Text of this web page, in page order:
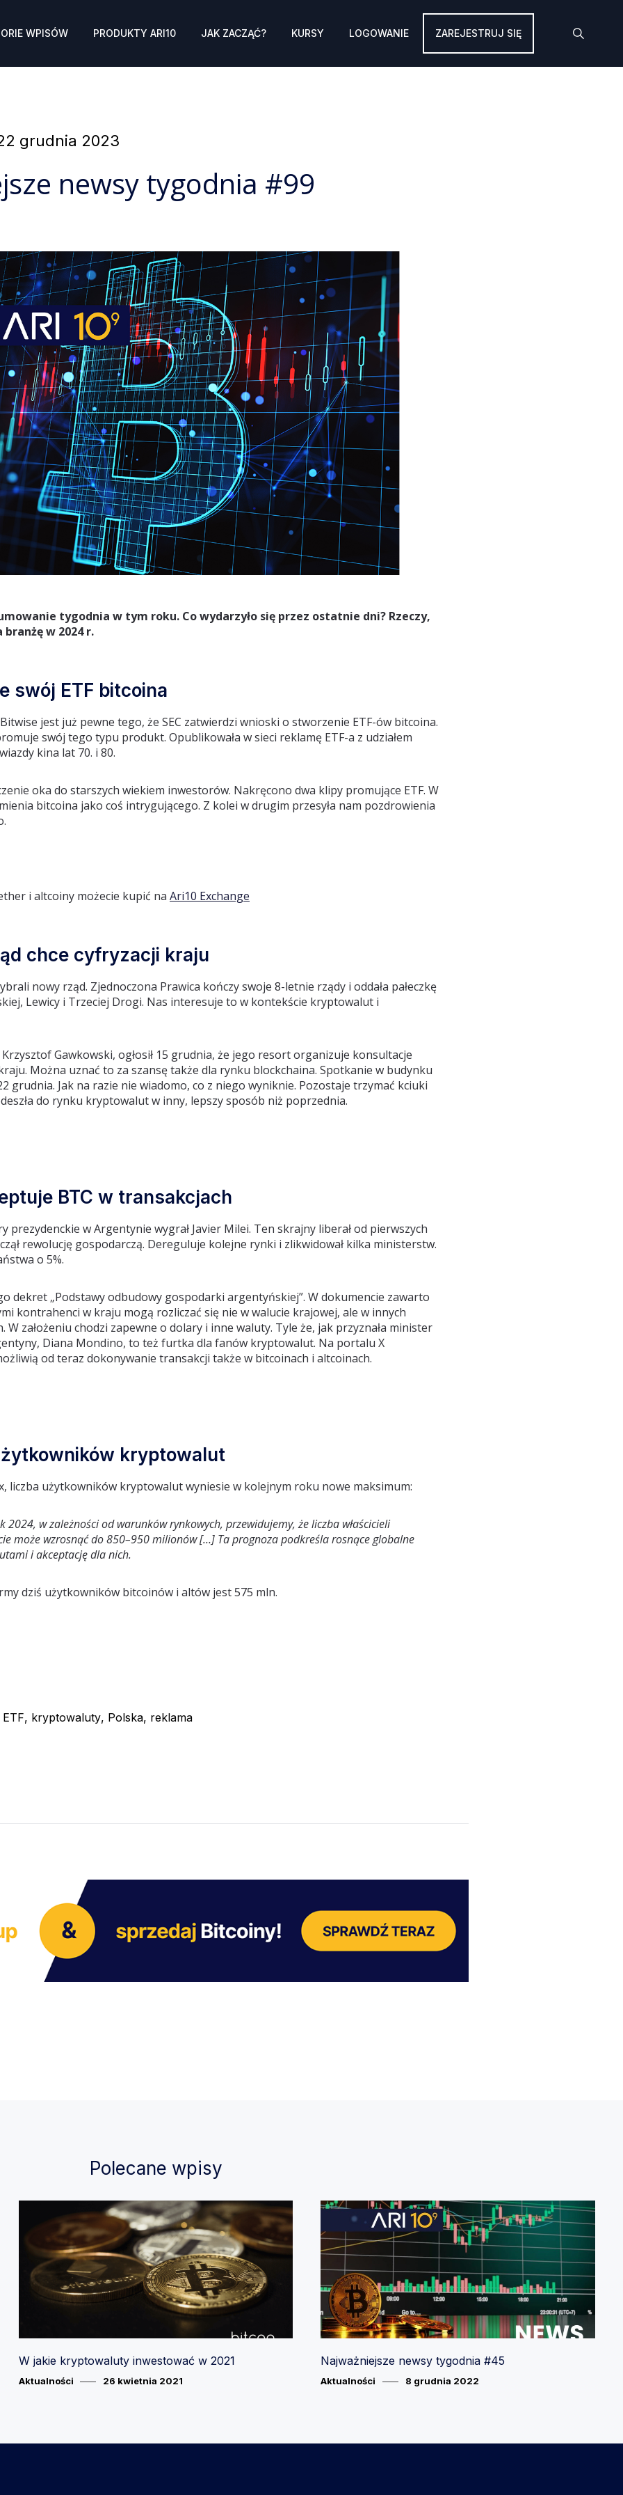
WPISÓW PRODUKTY ARI10 JAK ZACZĄĆ? KURSY LOGOWANIE ZAREJESTRUJ SIĘ
grudnia 2023
newsy tygodnia #99
tygodnia w tym roku. Co wydarzyło się przez ostatnie dni? Rzeczy,
w 2024 r.
swój ETF bitcoina
jest już pewne tego, że SEC zatwierdzi wnioski o stworzenie ETF-ów bitcoina.
swój tego typu produkt. Opublikowała w sieci reklamę ETF-a z udziałem
kina lat 70. i 80.
oka do starszych wiekiem inwestorów. Nakręcono dwa klipy promujące ETF. W
bitcoina jako coś intrygującego. Z kolei w drugim przesyła nam pozdrowienia
i altcoiny możecie kupić na Ari10 Exchange
chce cyfryzacji kraju
nowy rząd. Zjednoczona Prawica kończy swoje 8-letnie rządy i oddała pałeczkę
Lewicy i Trzeciej Drogi. Nas interesuje to w kontekście kryptowalut i
Gawkowski, ogłosił 15 grudnia, że jego resort organizuje konsultacje
Można uznać to za szansę także dla rynku blockchaina. Spotkanie w budynku
grudnia. Jak na razie nie wiadomo, co z niego wyniknie. Pozostaje trzymać kciuki
do rynku kryptowalut w inny, lepszy sposób niż poprzednia.
BTC w transakcjach
prezydenckie w Argentynie wygrał Javier Milei. Ten skrajny liberał od pierwszych
rewolucję gospodarczą. Dereguluje kolejne rynki i zlikwidował kilka ministerstw.
o 5%.
dekret „Podstawy odbudowy gospodarki argentyńskiej”. W dokumencie zawarto
kontrahenci w kraju mogą rozliczać się nie w walucie krajowej, ale w innych
W założeniu chodzi zapewne o dolary i inne waluty. Tyle że, jak przyznała minister
Diana Mondino, to też furtka dla fanów kryptowalut. Na portalu X
od teraz dokonywanie transakcji także w bitcoinach i altcoinach.
kryptowalut
liczba użytkowników kryptowalut wyniesie w kolejnym roku nowe maksimum:
2024, w zależności od warunków rynkowych, przewidujemy, że liczba właścicieli
może wzrosnąć do 850–950 milionów […] Ta prognoza podkreśla rosnące globalne
i akceptację dla nich.
dziś użytkowników bitcoinów i altów jest 575 mln.
ETF, kryptowaluty, Polska, reklama
Polecane wpisy
W jakie kryptowaluty inwestować w 2021
Category
Aktualności
Posted
26 kwietnia 2021
Najważniejsze newsy tygodnia #45
Category
Aktualności
Posted
8 grudnia 2022